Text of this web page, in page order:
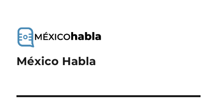
México Habla